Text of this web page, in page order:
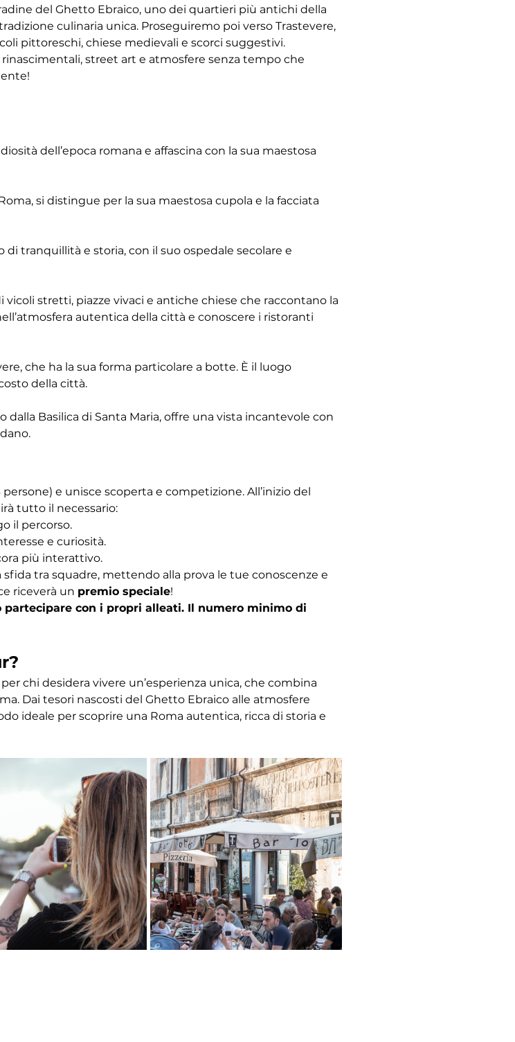
del Ghetto Ebraico, uno dei quartieri più antichi della
culinaria unica. Proseguiremo poi verso Trastevere,
pittoreschi, chiese medievali e scorci suggestivi.
street art e atmosfere senza tempo che
dell’epoca romana e affascina con la sua maestosa
si distingue per la sua maestosa cupola e la facciata
di tranquillità e storia, con il suo ospedale secolare e
stretti, piazze vivaci e antiche chiese che raccontano la
autentica della città e conoscere i ristoranti
che ha la sua forma particolare a botte. È il luogo
della città.
Basilica di Santa Maria, offre una vista incantevole con
e unisce scoperta e competizione. All’inizio del
tutto il necessario:
il percorso.
e curiosità.
più interattivo.
tra squadre, mettendo alla prova le tue conoscenze e
riceverà un premio speciale!
partecipare con i propri alleati. Il numero minimo di
chi desidera vivere un’esperienza unica, che combina
Dai tesori nascosti del Ghetto Ebraico alle atmosfere
ideale per scoprire una Roma autentica, ricca di storia e